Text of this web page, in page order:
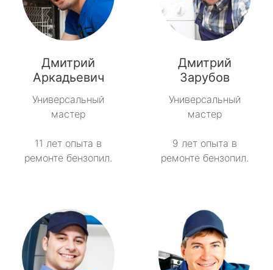
Дмитрий
Аркадьевич
Универсальный
мастер
11 лет опыта в
ремонте бензопил.
Дмитрий
Зарубов
Универсальный
мастер
9 лет опыта в
ремонте бензопил.